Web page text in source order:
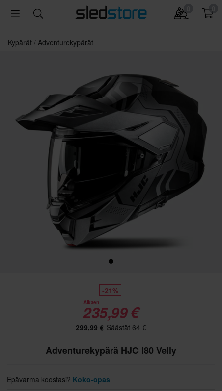
Kypärät Adventurekypärät
-21%
Alkaen
235,99 €
299,99 € Säästät 64 €
Adventurekypärä HJC I80 Velly
Epävarma koostasi? Koko-opas